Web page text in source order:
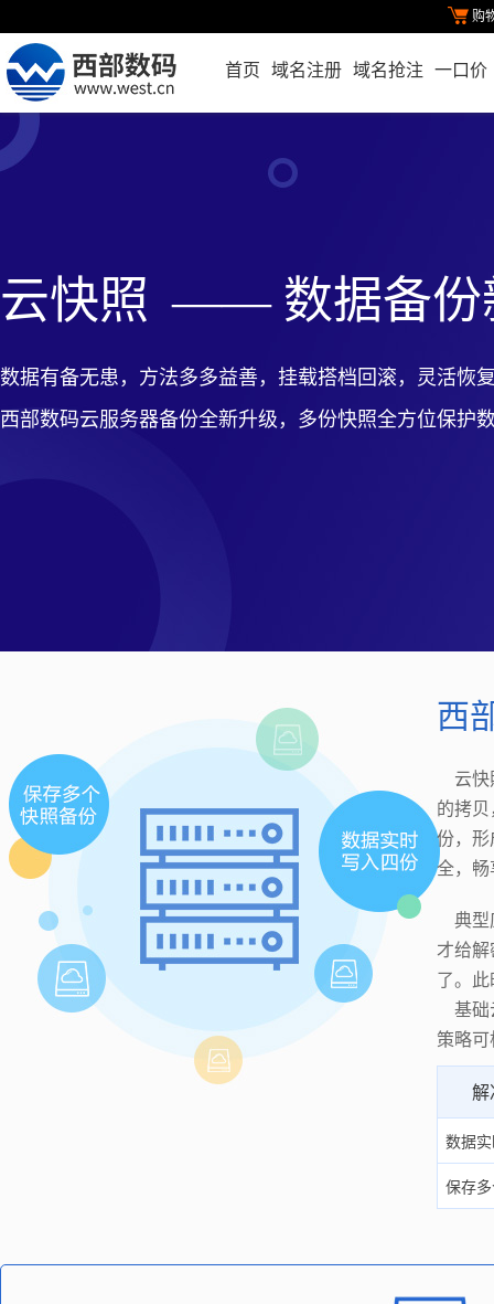
购
首页 域名注册 域名抢注 一口价
云快照 —— 数据备份
数据有备无患，方法多多益善，挂载搭档回滚，灵活恢
西部数码云服务器备份全新升级，多份快照全方位保护
西
云快
的拷
份，形
全，畅
典型
才给解
了。
基础
策略
数据
保存